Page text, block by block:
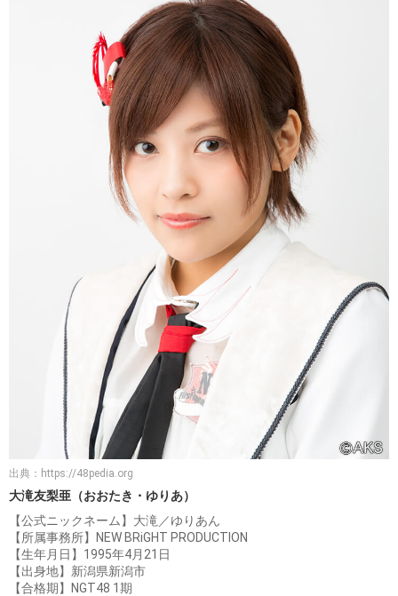
出典： https://48pedia.org
大滝友梨亜（おおたき・ゆりあ）
【公式ニックネーム】大滝／ゆりあん
【所属事務所】NEW BRiGHT PRODUCTION
【生年月日】1995年4月21日
【出身地】新潟県新潟市
【合格期】NGT48 1期